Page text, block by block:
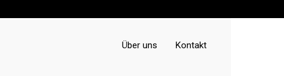
Über uns Kontakt